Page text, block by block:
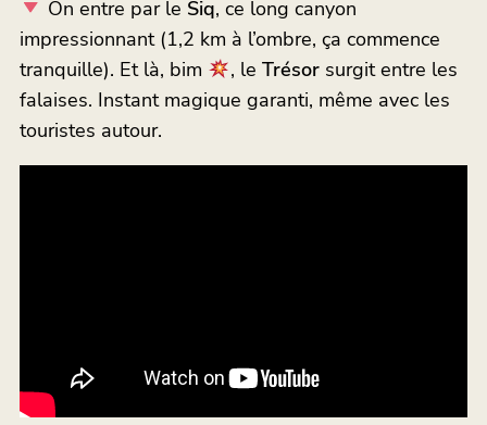
On entre par le Siq, ce long canyon
impressionnant (1,2 km à l’ombre, ça commence
tranquille). Et là, bim
, le Trésorsurgit entre les
falaises. Instant magique garanti, même avec les
touristes autour.